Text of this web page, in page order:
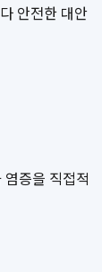
안전한 대안
증을 직접적